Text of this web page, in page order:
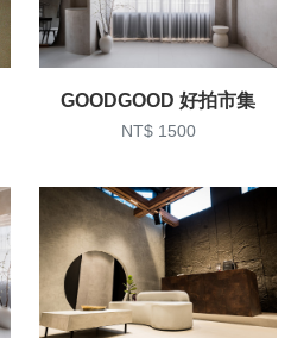
GOODGOOD 好拍市集
NT$ 1500